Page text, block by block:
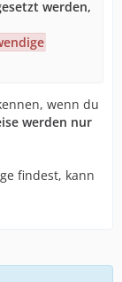
werden,
wenn du
werden nur
findest, kann